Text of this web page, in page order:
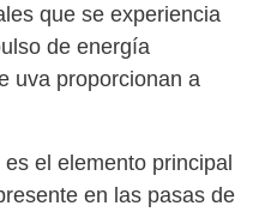
que se experiencia
de energía
uva proporcionan a
el elemento principal
en las pasas de